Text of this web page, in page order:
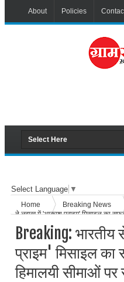
About Policies
Select Language ▼
Home Breaking News
ने लद्दाख में 'आकाश प्राइम' मिसाइल का सफल
Breaking:
प्राइम' मिसाइल का
हिमालयी सीमाओं पर